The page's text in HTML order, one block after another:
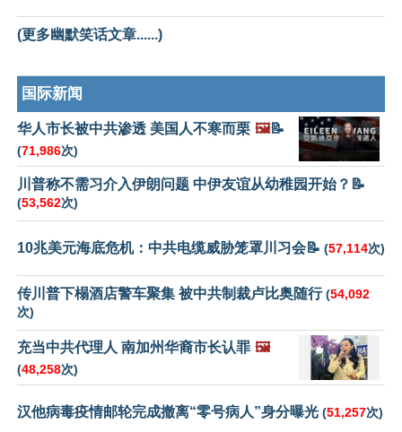
(更多幽默笑话文章......)
国际新闻
华人市长被中共渗透 美国人不寒而栗 🖼️📝
(71,986次)
川普称不需习介入伊朗问题 中伊友谊从幼稚园开始？📝
(53,562次)
10兆美元海底危机：中共电缆威胁笼罩川习会📝 (57,114次)
传川普下榻酒店警车聚集 被中共制裁卢比奥随行(54,092
次)
充当中共代理人 南加州华裔市长认罪 🖼️
(48,258次)
汉他病毒疫情邮轮完成撤离“零号病人”身分曝光 (51,257次)